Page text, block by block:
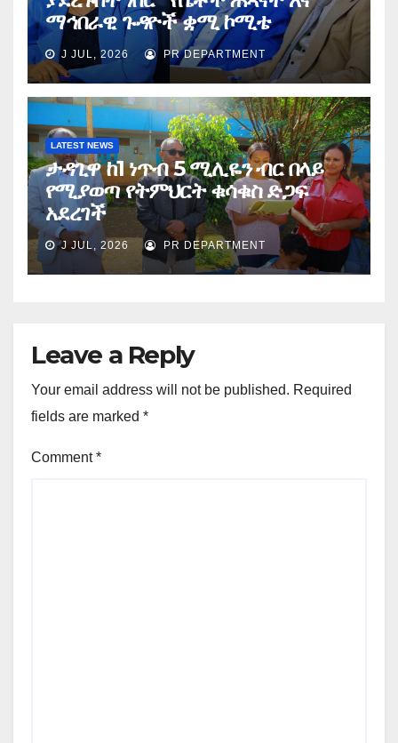
ማኅበራዊ ጉዳዮች ቋሚ ኮሚቴ
J JUL, 2026 PR DEPARTMENT
LATEST NEWS
ታዳጊዋ ከ1 ነጥብ 5 ሚሊዬን ብር በላይ
የሚያወጣ የትምህርት ቁሳቁስ ድጋፍ
አደረገች
J JUL, 2026 PR DEPARTMENT
Leave a Reply
Your email address will not be published. Required
fields are marked *
Comment*